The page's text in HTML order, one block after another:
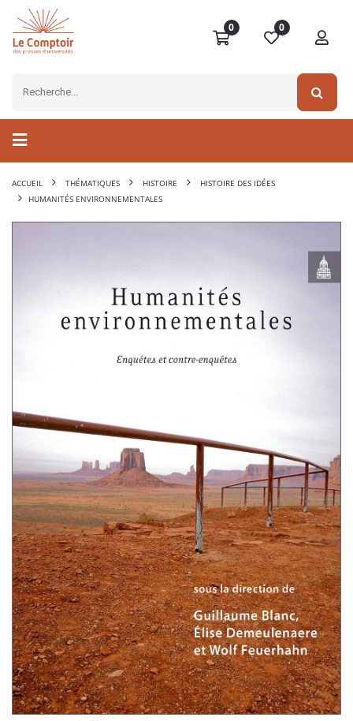
0 0
ACCUEIL THÉMATIQUES HISTOIRE
HISTOIRE DES IDÉES
HUMANITÉS ENVIRONNEMENTALES